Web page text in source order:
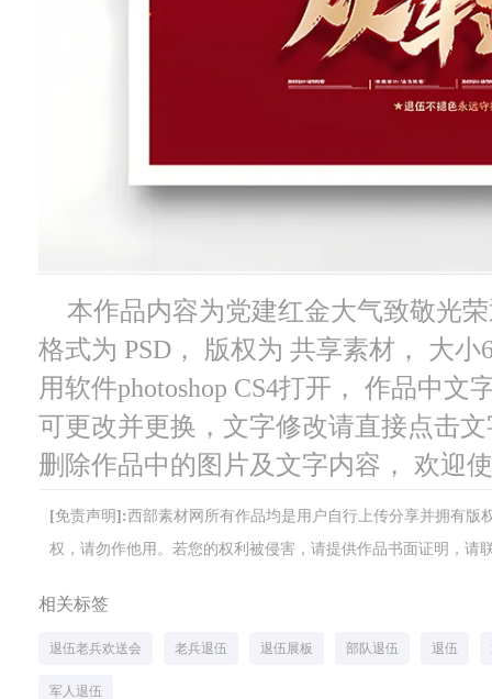
本作品内容为党建红金大气致敬光
格式为 PSD， 版权为 共享素材， 大
用软件photoshop CS4打开， 作品中
可更改并更换，文字修改请直接点击
删除作品中的图片及文字内容， 欢迎
[免责声明]:西部素材网所有作品均是用户自行上传分享并拥有
权，请勿作他用。若您的权利被侵害，请提供作品书面证明，请
相关标签
退伍老兵欢送会 老兵退伍 退伍展板 部队退伍 退伍
军人退伍